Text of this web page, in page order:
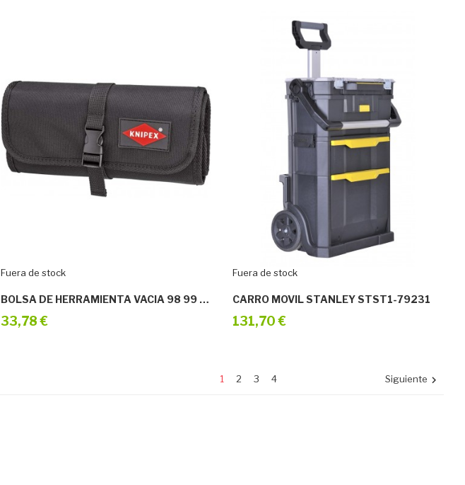
Fuera de stock
BOLSA DE HERRAMIENTA VACIA 98 99 13 LE
33,78 €
Fuera de stock
CARRO MOVIL STANLEY STST1-79231
131,70 €
1 2 3 4 Siguiente 